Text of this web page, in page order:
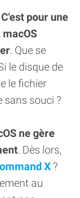
C'est pour une
. Que se
le disque de
le fichier
sans souci ?
ne gère
. Dès lors,
X?
au